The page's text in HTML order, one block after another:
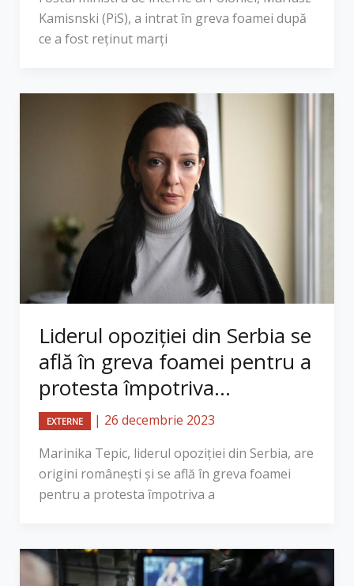
Kamisnski (PiS), a intrat în greva foamei după
ce a fost reținut marți
Liderul opoziţiei din Serbia se
află în greva foamei pentru a
protesta împotriva...
EXTERNE | 26 decembrie 2023
Marinika Tepic, liderul opoziţiei din Serbia, are
origini românești și se află în greva foamei
pentru a protesta împotriva a